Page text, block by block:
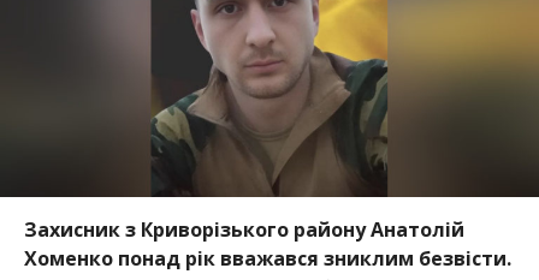
Захисник з Криворізького району Анатолій
Хоменко понад рік вважався зниклим безвісти.